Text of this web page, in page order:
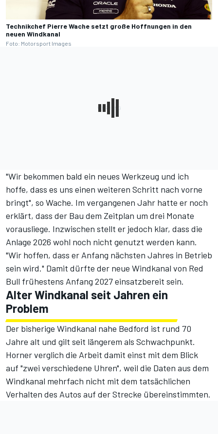
Technikchef Pierre Wache setzt große Hoffnungen in den
neuen Windkanal
Foto: Motorsport Images
"Wir bekommen bald ein neues Werkzeug und ich
hoffe, dass es uns einen weiteren Schritt nach vorne
bringt", so Wache. Im vergangenen Jahr hatte er noch
erklärt, dass der Bau dem Zeitplan um drei Monate
vorausliege. Inzwischen stellt er jedoch klar, dass die
Anlage 2026 wohl noch nicht genutzt werden kann.
"Wir hoffen, dass er Anfang nächsten Jahres in Betrieb
sein wird." Damit dürfte der neue Windkanal von Red
Bull frühestens Anfang 2027 einsatzbereit sein.
Alter Windkanal seit Jahren ein
Problem
Der bisherige Windkanal nahe Bedford ist rund 70
Jahre alt und gilt seit längerem als Schwachpunkt.
Horner verglich die Arbeit damit einst mit dem Blick
auf "zwei verschiedene Uhren", weil die Daten aus dem
Windkanal mehrfach nicht mit dem tatsächlichen
Verhalten des Autos auf der Strecke übereinstimmten.